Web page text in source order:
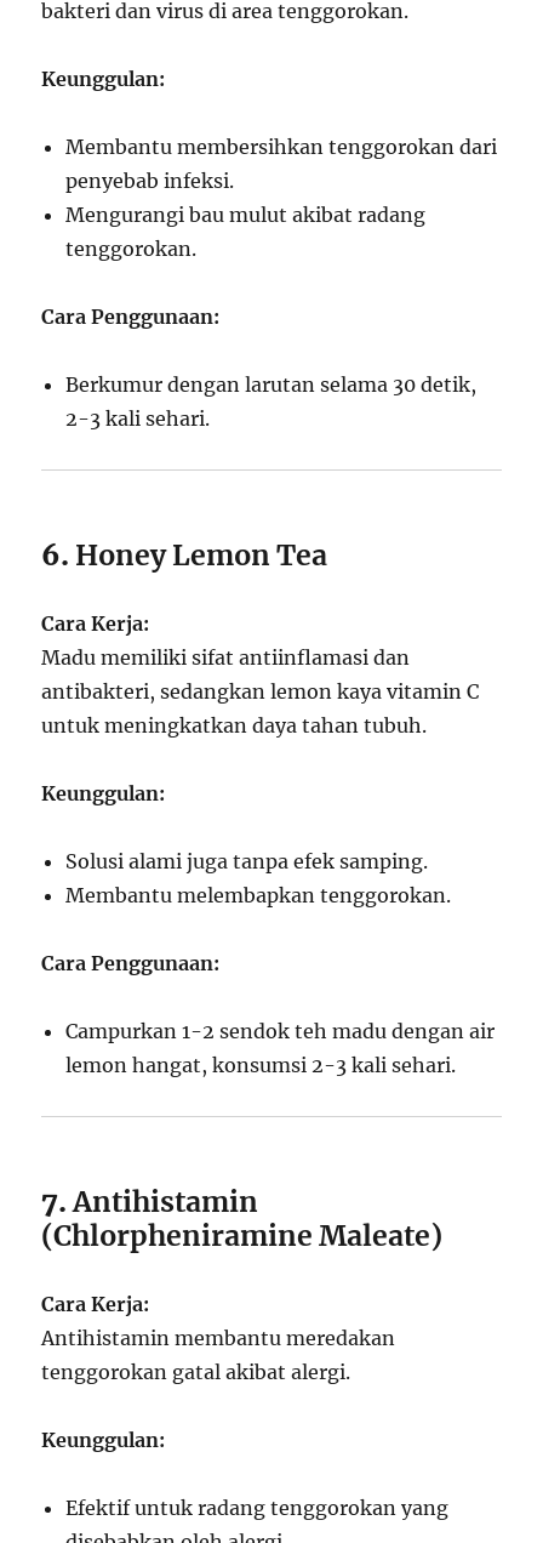
bakteri dan virus di area tenggorokan.
Keunggulan:
Membantu membersihkan tenggorokan dari
penyebab infeksi.
Mengurangi bau mulut akibat radang
tenggorokan.
Cara Penggunaan:
Berkumur dengan larutan selama 30 detik,
2-3 kali sehari.
6. Honey Lemon Tea
Cara Kerja:
Madu memiliki sifat antiinflamasi dan
antibakteri, sedangkan lemon kaya vitamin C
untuk meningkatkan daya tahan tubuh.
Keunggulan:
Solusi alami juga tanpa efek samping.
Membantu melembapkan tenggorokan.
Cara Penggunaan:
Campurkan 1-2 sendok teh madu dengan air
lemon hangat, konsumsi 2-3 kali sehari.
7.Antihistamin
(Chlorpheniramine Maleate)
Cara Kerja:
Antihistamin membantu meredakan
tenggorokan gatal akibat alergi.
Keunggulan:
Efektif untuk radang tenggorokan yang